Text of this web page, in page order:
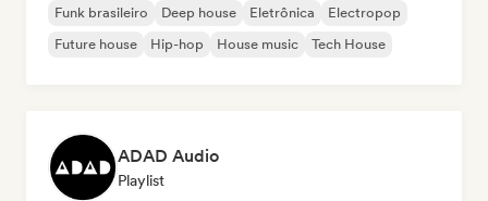
Funk brasileiro Deep house Eletrônica
Electropop
Future house
Hip-hop House music Tech House
ADAD Audio
Playlist